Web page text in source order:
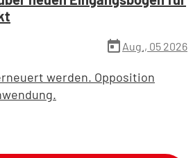
today Aug., 05 2026
werden. Opposition